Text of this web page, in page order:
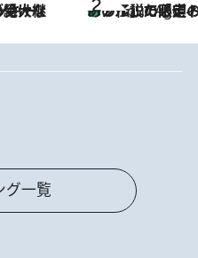
1 Hour Ago
あの伝説の限定トートも！ リニューアルした「ディーン
グ一覧